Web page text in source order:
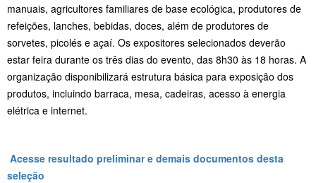
manuais, agricultores familiares de base ecológica, produtores de
refeições, lanches, bebidas, doces, além de produtores de
sorvetes, picolés e açaí. Os expositores selecionados deverão
estar feira durante os três dias do evento, das 8h30 às 18 horas. A
organização disponibilizará estrutura básica para exposição dos
produtos, incluindo barraca, mesa, cadeiras, acesso à energia
elétrica e internet.
Acesse resultado preliminar e demais documentos desta
seleção